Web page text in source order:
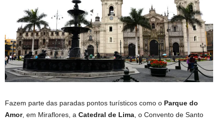
Fazem parte das paradas pontos turísticos como o Parque do
Amor, em Miraflores, a Catedral de Lima , o Convento de Santo